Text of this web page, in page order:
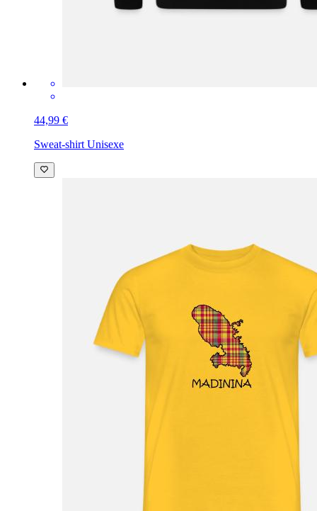
44,99 €
Sweat-shirt Unisexe